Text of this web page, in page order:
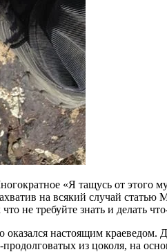
«Я тащусь от этого
на всякий случай
не требуйте знать и делать
настоящим
из цоколя, на